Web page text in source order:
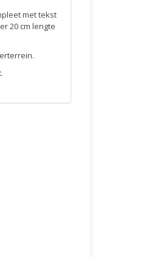
met tekst
20 cm lengte